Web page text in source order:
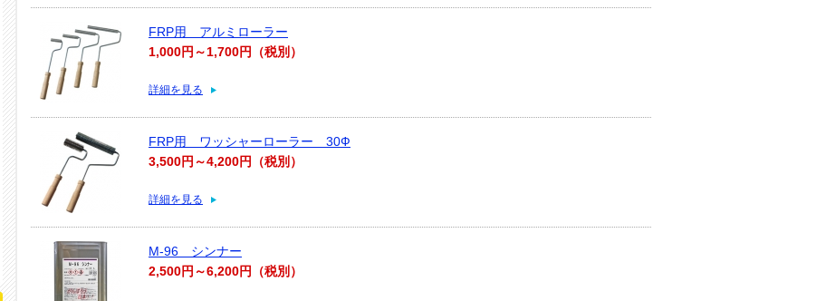
FRP用 アルミローラー
1,000円～1,700円（税別）
詳細を見る
FRP用 ワッシャーローラー 30Ф
3,500円～4,200円（税別）
詳細を見る
M-96 シンナー
2,500円～6,200円（税別）